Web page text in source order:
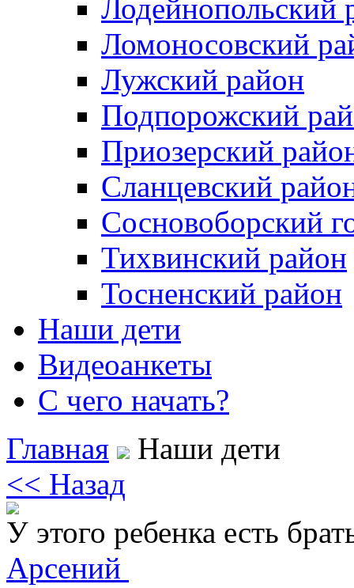
Лодейнопольский
Ломоносовский
Лужский район
Подпорожский
Приозерский
Сланцевский
Сосновоборский
Тихвинский район
Тосненcкий район
Наши дети
Видеоанкеты
С чего начать?
Главная
Наши дети
<< Назад
У этого ребенка есть
Арсений